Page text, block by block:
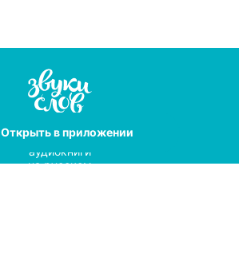
Открытьв приложении
Лучшие
аудиокниги
на русском